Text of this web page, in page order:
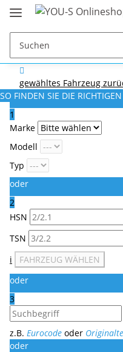
gewähltes Fahrzeug
SO FINDEN SIE DIE RICHTIGEN
1
Marke
Modell
Typ
oder
2
HSN
TSN
i
FAHRZEUG WÄHLEN
oder
3
z.B. Eurocode oder
oder